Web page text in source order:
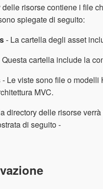
delle risorse contiene i file
spiegate di seguito:
- La cartella degli asset
Questa cartella include la
- Le viste sono file o
MVC.
directory delle risorse
di seguito -